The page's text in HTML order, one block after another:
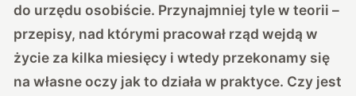
do urzędu osobiście. Przynajmniej tyle w teorii –
przepisy, nad którymi pracował rząd wejdą w
życie za kilka miesięcy i wtedy przekonamy się
na własne oczy jak to działa w praktyce. Czy jest